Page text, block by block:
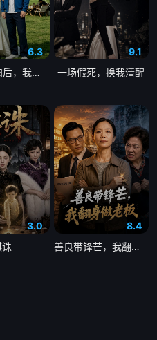
6.3
第一串烤肉后，我嫁给了顶流
9.1
一场假死，换我清醒
3.0
诛
8.4
善良带锋芒，我翻身做老板